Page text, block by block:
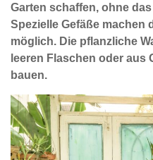
Garten schaffen, ohne
Spezielle Gefäße machen
möglich. Die pflanzliche
leeren Flaschen oder aus
bauen.